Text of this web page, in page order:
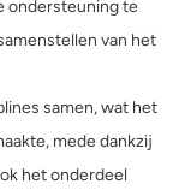
ondersteuning te
van het
samen, wat het
mede dankzij
het onderdeel